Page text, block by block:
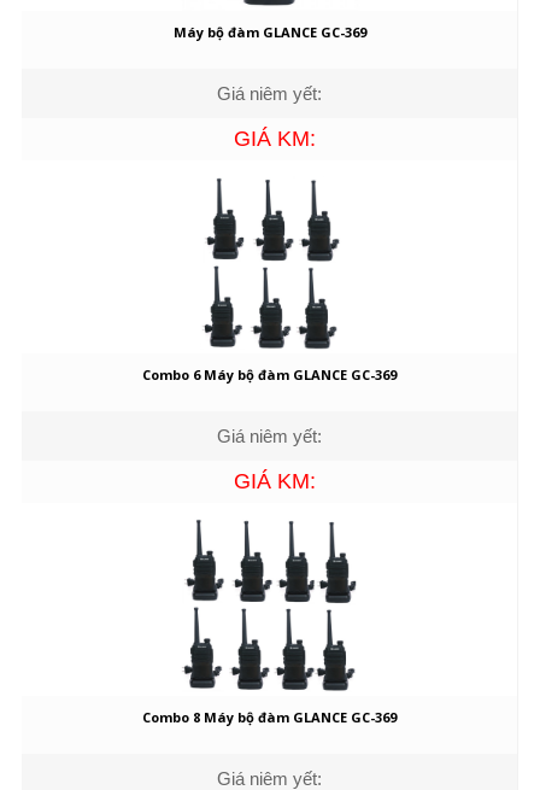
Máy bộ đàm GLANCE GC-369
Giá niêm yết:
GIÁ KM:
Combo 6 Máy bộ đàm GLANCE GC-369
Giá niêm yết:
GIÁ KM:
Combo 8 Máy bộ đàm GLANCE GC-369
Giá niêm yết: